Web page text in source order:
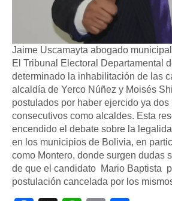
Jaime Uscamayta abogado
El Tribunal Electoral Departamental
determinado la inhabilitación de las
alcaldía de Yerco Núñez y Moisés
postulados por haber ejercido ya dos
consecutivos como alcaldes. Esta
encendido el debate sobre la
en los municipios de Bolivia, en
como Montero, donde surgen dudas
de que el candidato Mario Baptista
postulación cancelada por los